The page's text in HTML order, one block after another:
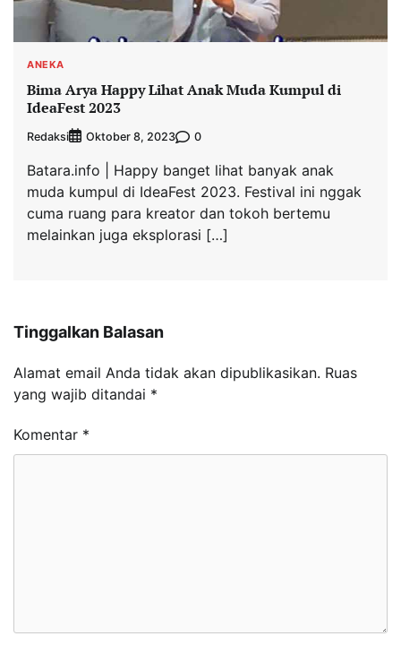
ANEKA
Bima Arya Happy Lihat Anak Muda Kumpul di
IdeaFest 2023
Redaksi Oktober 8, 2023 0
Batara.info | Happy banget lihat banyak anak
muda kumpul di IdeaFest 2023. Festival ini nggak
cuma ruang para kreator dan tokoh bertemu
melainkan juga eksplorasi […]
Tinggalkan Balasan
Alamat email Anda tidak akan dipublikasikan. Ruas
yang wajib ditandai *
Komentar *